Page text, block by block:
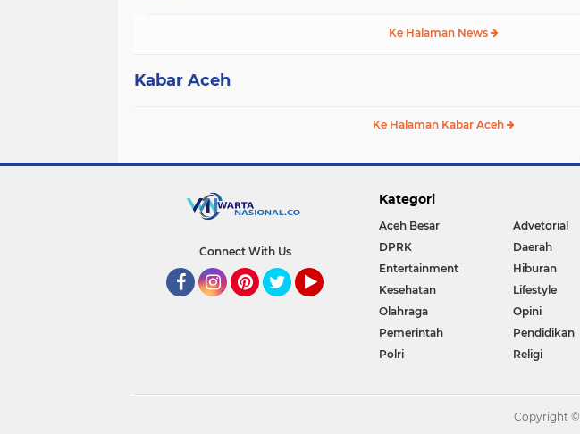
Ke Halaman News
Kabar Aceh
Ke Halaman Kabar Aceh
Connect With Us
Kategori
Aceh Besar Advetorial
DPRK
Daerah
Entertainment
Hiburan
Kesehatan
Lifestyle
Olahraga
Opini
Pemerintah
Pendidikan
Polri
Religi
Copyright ©